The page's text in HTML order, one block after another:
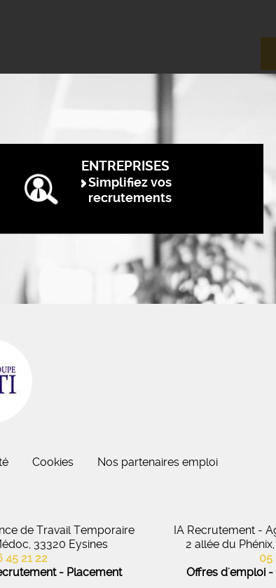
ENTREPRISES
Simplifiez vos
recrutements
Cookies Nos partenaires emploi
de Travail Temporaire
33320 Eysines
45 21 22
- Placement
IA Recrutement -
2 allée du
05
Offres d'emploi